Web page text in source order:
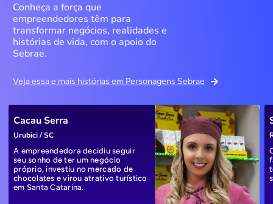
Conheça a força que
empreendedores têm para
transformar negócios, realidades e
histórias de vida, com o apoio do
Sebrae.
Veja essa e mais histórias em Personagens Sebrae
Cacau Serra
Urubici / SC
A empreendedora decidiu seguir
seu sonho de ter um negócio
próprio, investiu no mercado de
chocolates e virou atrativo turístico
em Santa Catarina.